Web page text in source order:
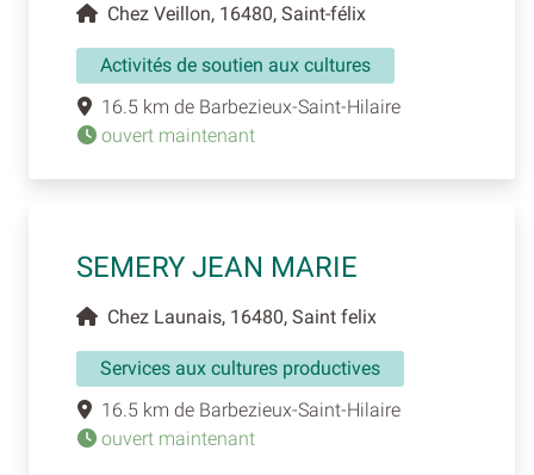
Chez Veillon, 16480, Saint-félix
Activités de soutien aux cultures
16.5 km de Barbezieux-Saint-Hilaire
ouvert maintenant
SEMERY JEAN MARIE
Chez Launais, 16480, Saint felix
Services aux cultures productives
16.5 km de Barbezieux-Saint-Hilaire
ouvert maintenant